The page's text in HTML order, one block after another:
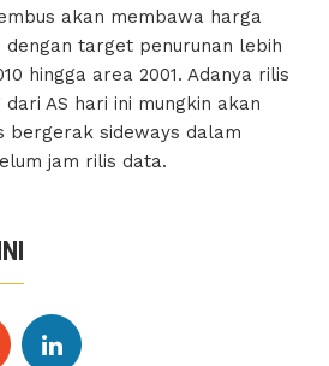
akan membawa harga
target penurunan lebih
hingga area 2001. Adanya rilis
AS hari ini mungkin akan
bergerak sideways dalam
jam rilis data.